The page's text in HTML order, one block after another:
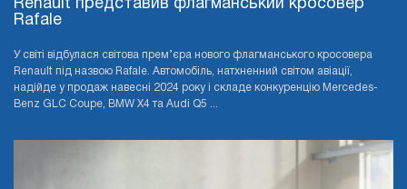
Renault представив флагманський кросовер
Rafale
У світі відбулася світова прем’єра нового флагманського кросовера
Renault під назвою Rafale. Автомобіль, натхненний світом авіації,
надійде у продаж навесні 2024 року і складе конкуренцію Mercedes-
Benz GLC Coupe, BMW X4 та Audi Q5 ...